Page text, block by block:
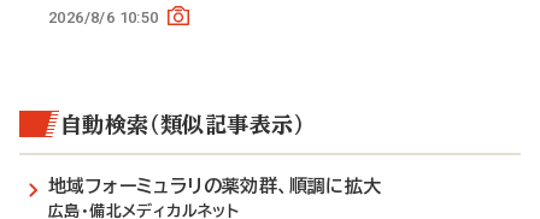
2026/8/6 10:50
自動検索（類似記事表示）
地域フォーミュラリの薬効群、順調に拡大
広島・備北メディカルネット